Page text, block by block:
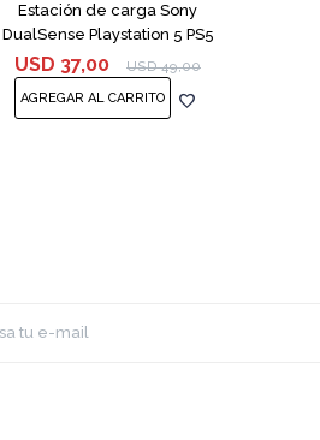
Estación de carga Sony
DualSense Playstation 5 PS5
USD 37,00 USD 49,00